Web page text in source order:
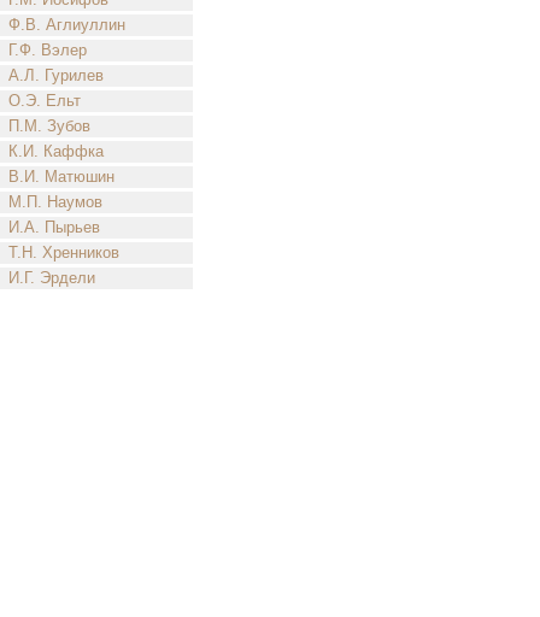
Ф.В. Аглиуллин
Г.Ф. Вэлер
А.Л. Гурилев
О.Э. Ельт
П.М. Зубов
К.И. Каффка
В.И. Матюшин
М.П. Наумов
И.А. Пырьев
Т.Н. Хренников
И.Г. Эрдели